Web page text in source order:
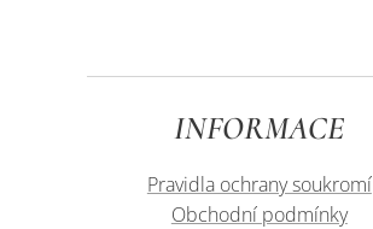
INFORMACE
Pravidla ochrany soukromí
Obchodní podmínky